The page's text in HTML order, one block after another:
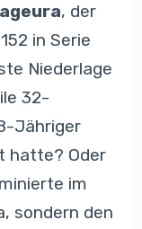
, der
in Serie
Niederlage
32-
Jähriger
hatte? Oder
im
sondern den